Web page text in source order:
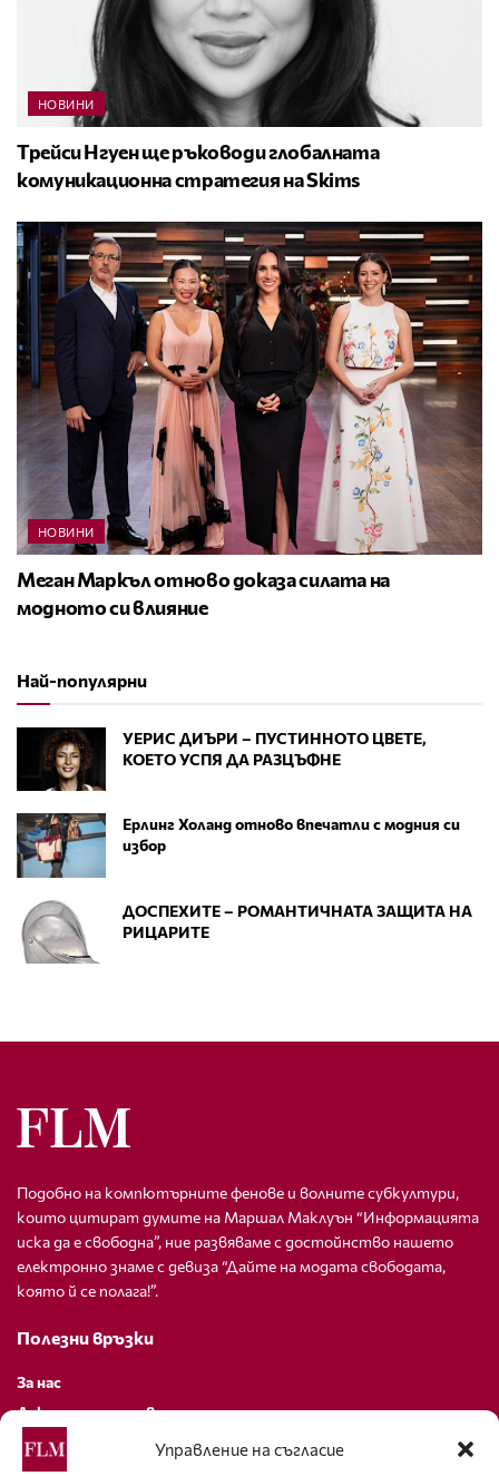
Управление на съгласие
НОВИНИ
Трейси Нгуен ще ръководи глобалната
комуникационна стратегия на Skims
НОВИНИ
Меган Маркъл отново доказа силата на
модното си влияние
Най-популярни
УЕРИС ДИЪРИ – ПУСТИННОТО ЦВЕТЕ,
КОЕТО УСПЯ ДА РАЗЦЪФНЕ
Ерлинг Холанд отново впечатли с модния си
избор
ДОСПЕХИТЕ – РОМАНТИЧНАТА ЗАЩИТА НА
РИЦАРИТЕ
Подобно на компютърните фенове и волните субкултури,
които цитират думите на Маршал Маклуън “Информацията
иска да е свободна”, ние развяваме с достойнство нашето
електронно знаме с девиза “Дайте на модата свободата,
която й се полага!”.
Полезни връзки
За нас
Декларация за поверителност
Политика за бисквитки